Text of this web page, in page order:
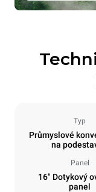
Typ
Průmyslové
na
Panel
16" Dotykový
panel